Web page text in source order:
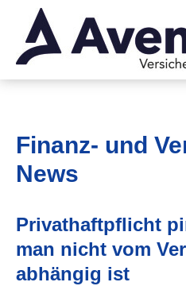
Finanz- und
News
Privathaftpflicht
man nicht vom
abhängig ist